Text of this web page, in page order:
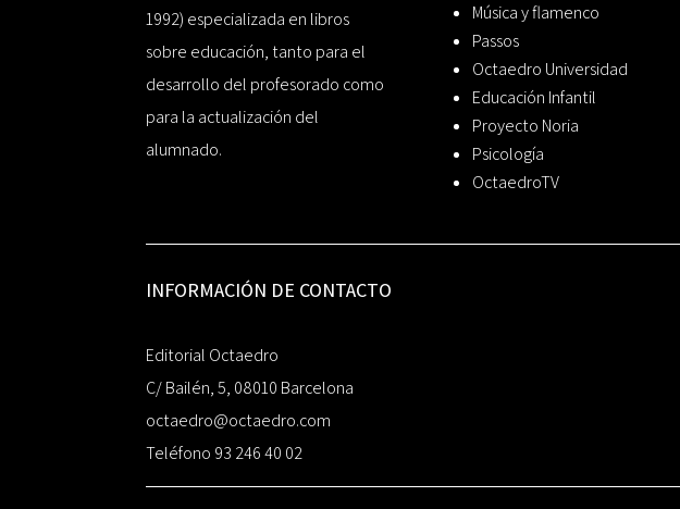
1992) especializada en libros
sobre educación, tanto para el
desarrollo del profesorado como
para la actualización del
alumnado.
Música y flamenco
Passos
Octaedro Universidad
Educación Infantil
Proyecto Noria
Psicología
OctaedroTV
INFORMACIÓN DE CONTACTO
Editorial Octaedro
C/ Bailén, 5, 08010 Barcelona
octaedro@octaedro.com
Teléfono 93 246 40 02